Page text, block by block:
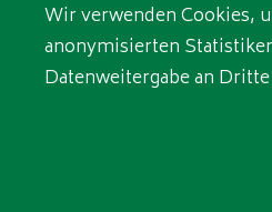
Wir verwenden Cookies,
anonymisierten
Datenweitergabe an
Telefon: 0711 /
Telefax: 0711 /